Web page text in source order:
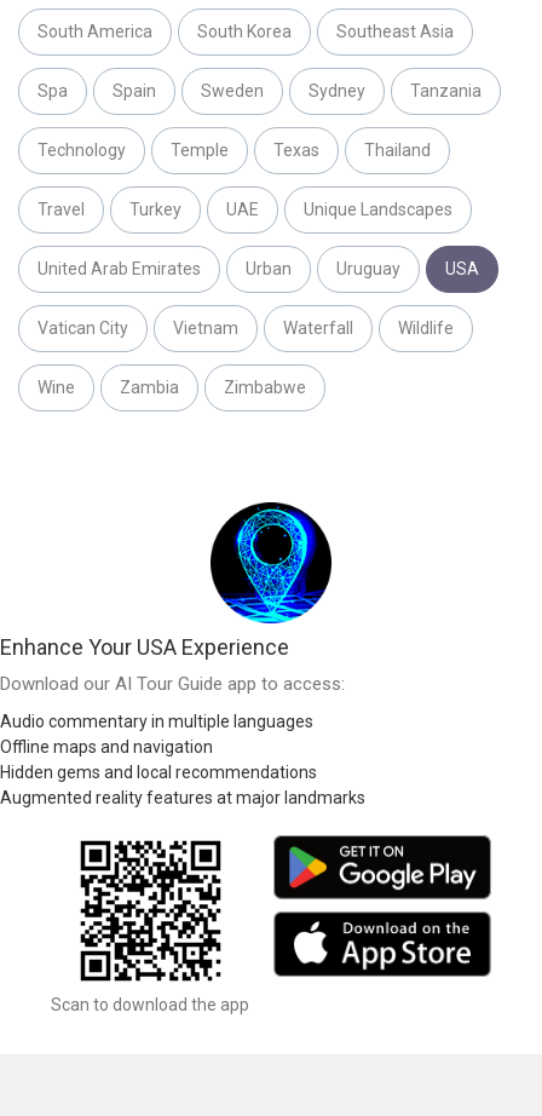
South America South Korea Southeast Asia
Spa Spain Sweden Sydney Tanzania
Technology Temple Texas Thailand
Travel Turkey UAE Unique Landscapes
United Arab Emirates Urban Uruguay USA
Vatican City Vietnam Waterfall Wildlife
Wine Zambia Zimbabwe
Enhance Your USA Experience
Download our AI Tour Guide app to access:
Audio commentary in multiple languages
Offline maps and navigation
Hidden gems and local recommendations
Augmented reality features at major landmarks
Scan to download the app